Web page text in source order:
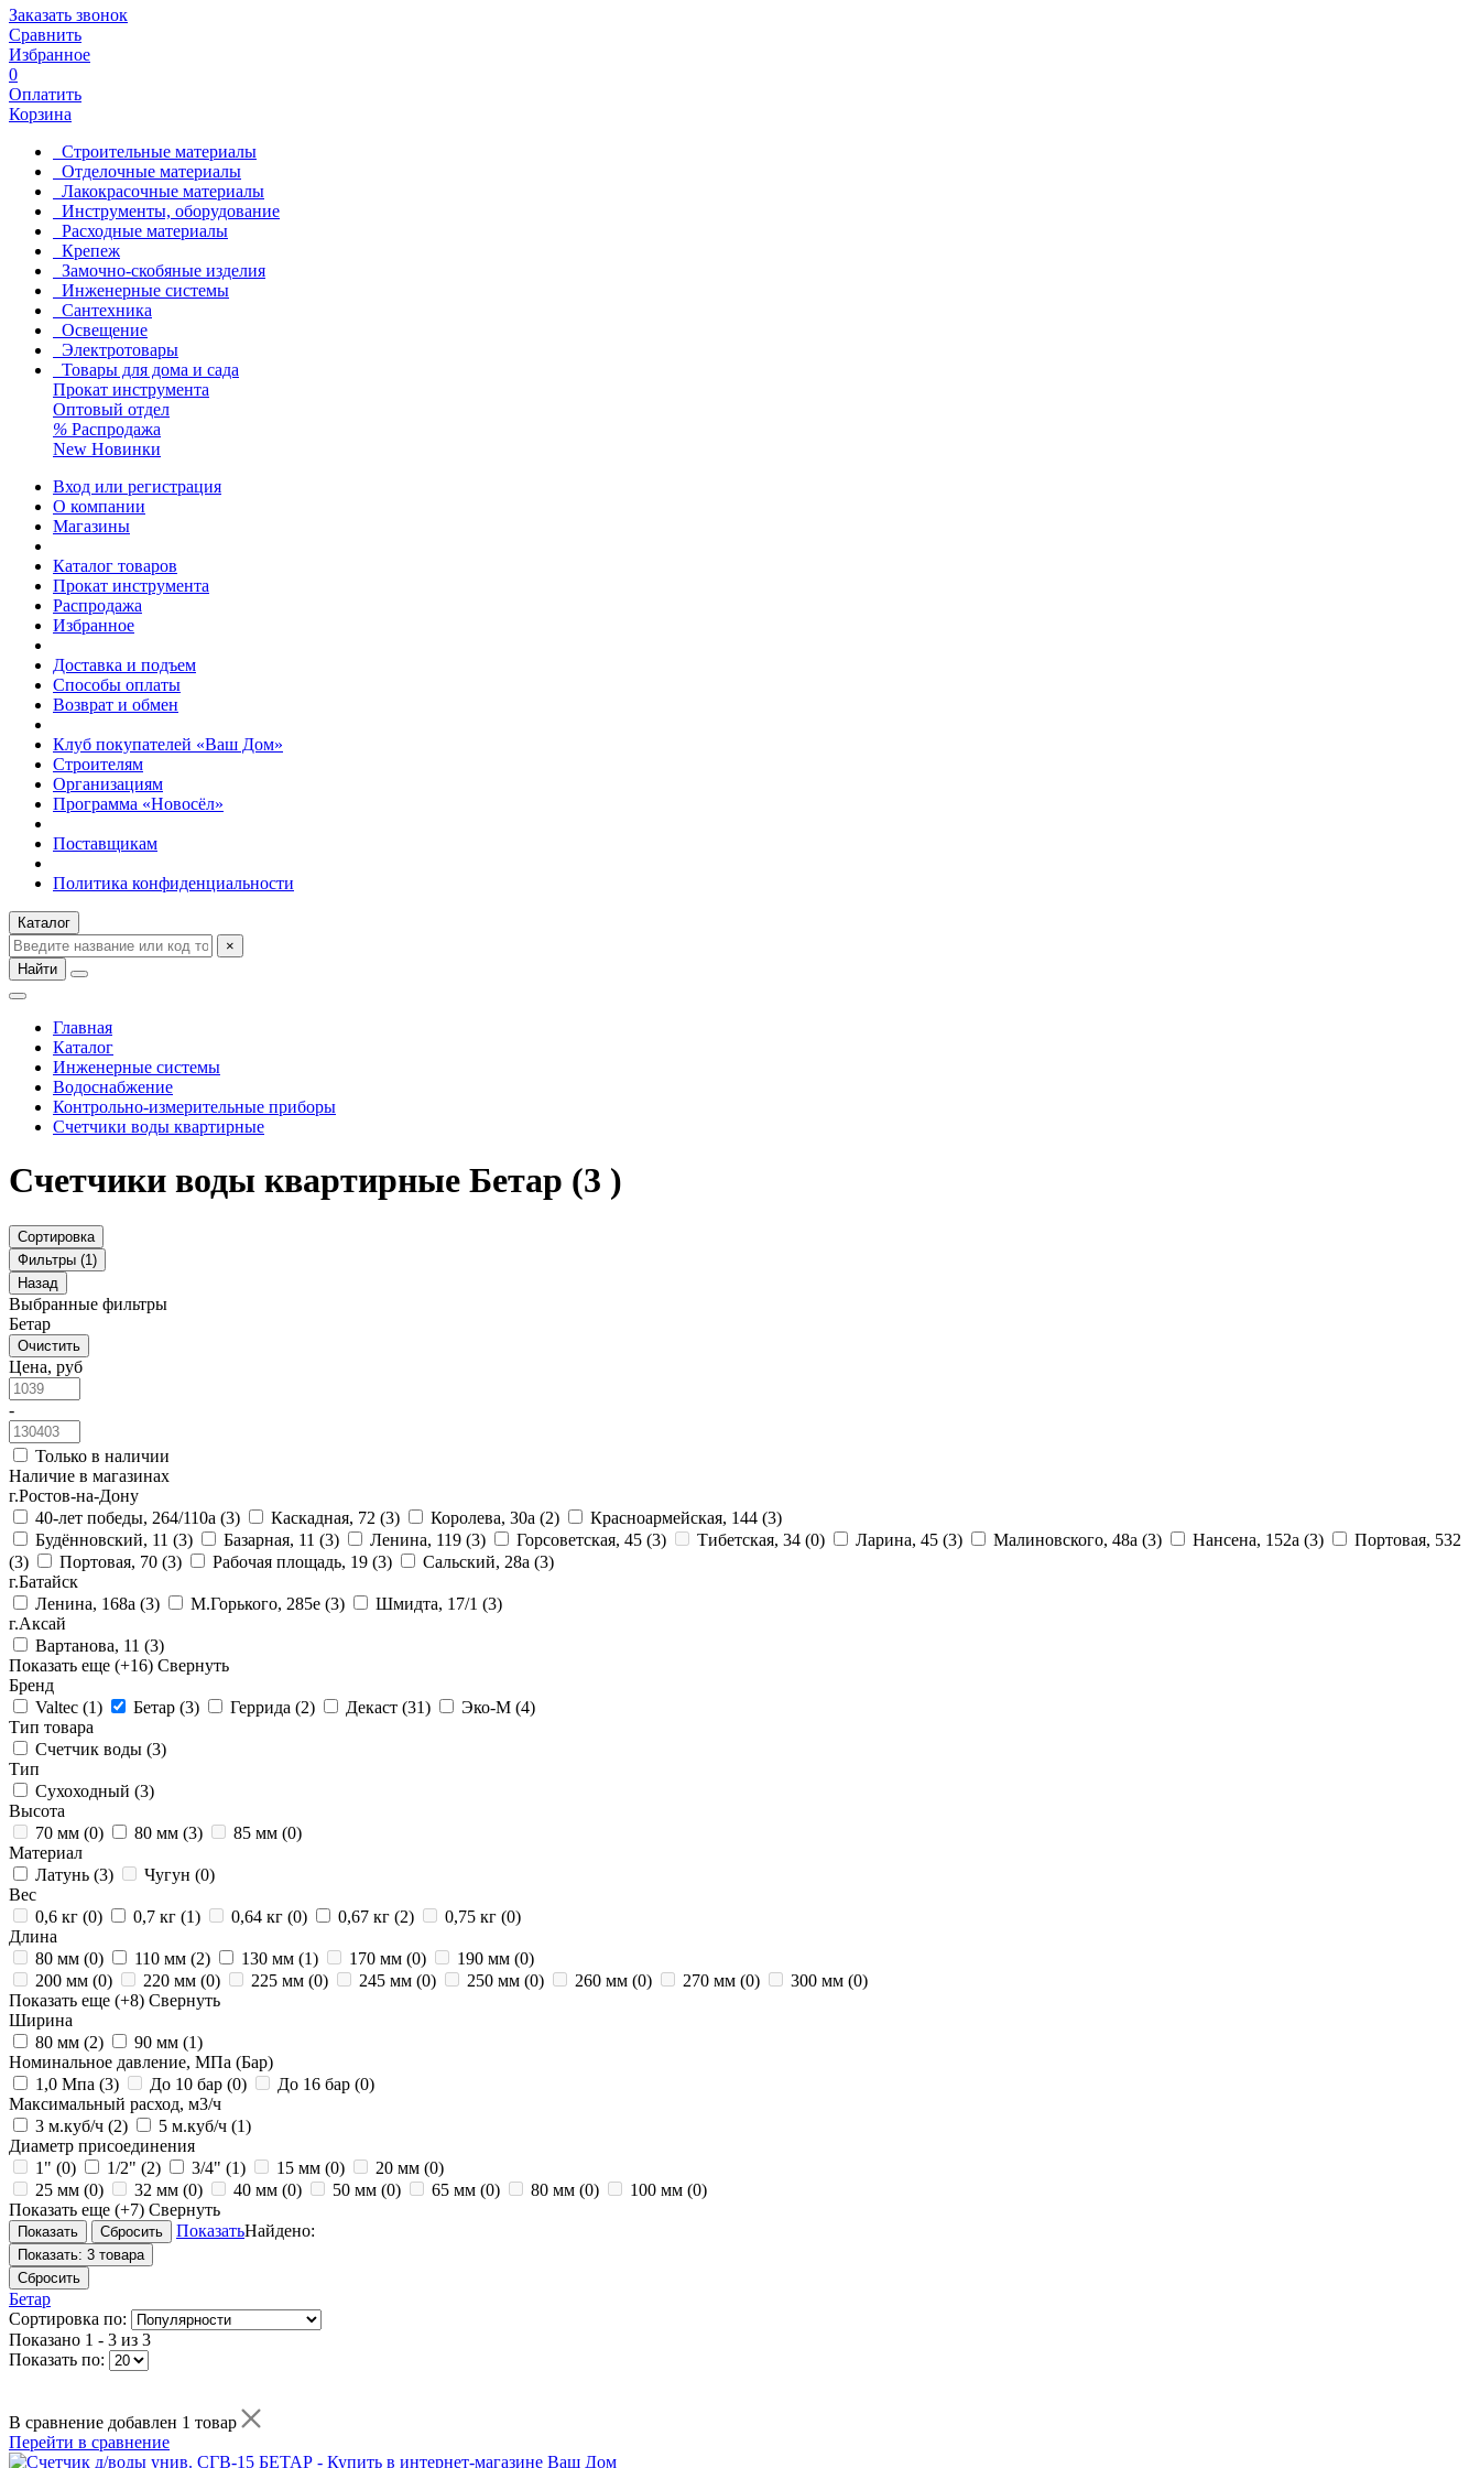
Заказать звонок
Сравнить
Избранное
0
Оплатить
Корзина
Строительные материалы
Отделочные материалы
Лакокрасочные материалы
Инструменты, оборудование
Расходные материалы
Крепеж
Замочно-скобяные изделия
Инженерные системы
Сантехника
Освещение
Электротовары
Товары для дома и сада
Прокат инструмента
Оптовый отдел
% Распродажа
New Новинки
Вход или регистрация
О компании
Магазины
Каталог товаров
Прокат инструмента
Распродажа
Избранное
Доставка и подъем
Способы оплаты
Возврат и обмен
Клуб покупателей «Ваш Дом»
Строителям
Организациям
Программа «Новосёл»
Поставщикам
Политика конфиденциальности
Каталог
×
Найти
Главная
Каталог
Инженерные системы
Водоснабжение
Контрольно-измерительные приборы
Счетчики воды квартирные
Счетчики воды квартирные Бетар (3 )
Сортировка
Фильтры (1)
Назад
Выбранные фильтры
Бетар
Очистить
Цена, руб
-
Только в наличии
Наличие в магазинах
г.Ростов-на-Дону
40-лет победы, 264/110а (3) Каскадная, 72 (3) Королева, 30а (2) Красноармейская, 144 (3)
Будённовский, 11 (3) Базарная, 11 (3) Ленина, 119 (3) Горсоветская, 45 (3) Тибетская, 34 (0) Ларина, 45 (3) Малиновского, 48а (3) Нансена, 152а (3)
Портовая, 532
(3)
Портовая, 70 (3) Рабочая площадь, 19 (3) Сальский, 28a (3)
г.Батайск
Ленина, 168а (3) М.Горького, 285е (3) Шмидта, 17/1 (3)
г.Аксай
Вартанова, 11 (3)
Показать еще (+16) Свернуть
Бренд
Valtec (1) Бетар (3) Геррида (2) Декаст (31) Эко-М (4)
Тип товара
Счетчик воды (3)
Тип
Сухоходный (3)
Высота
70 мм (0) 80 мм (3) 85 мм (0)
Материал
Латунь (3) Чугун (0)
Вес
0,6 кг (0) 0,7 кг (1) 0,64 кг (0) 0,67 кг (2) 0,75 кг (0)
Длина
80 мм (0) 110 мм (2) 130 мм (1) 170 мм (0) 190 мм (0)
200 мм (0) 220 мм (0) 225 мм (0) 245 мм (0) 250 мм (0) 260 мм (0) 270 мм (0) 300 мм (0)
Показать еще (+8) Свернуть
Ширина
80 мм (2) 90 мм (1)
Номинальное давление, МПа (Бар)
1,0 Мпа (3) До 10 бар (0) До 16 бар (0)
Максимальный расход, м3/ч
3 м.куб/ч (2) 5 м.куб/ч (1)
Диаметр присоединения
1" (0) 1/2" (2) 3/4" (1) 15 мм (0) 20 мм (0)
25 мм (0) 32 мм (0) 40 мм (0) 50 мм (0) 65 мм (0) 80 мм (0) 100 мм (0)
Показать еще (+7) Свернуть
ПоказатьНайдено:
Показать: 3 товара
Сбросить
Бетар
Сортировка по:
Показано 1 - 3 из 3
Показать по:
В сравнение добавлен 1 товар
Перейти в сравнение